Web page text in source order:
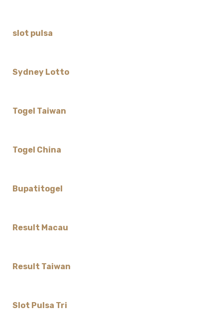
slot pulsa
Sydney Lotto
Togel Taiwan
Togel China
Bupatitogel
Result Macau
Result Taiwan
Slot Pulsa Tri